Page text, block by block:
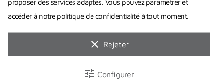
En stock chez notre fournisseur En stock chez notre fournisseur
proposer des services adaptés. Vous pouvez paramétrer et
accéder à notre politique de confidentialité à tout moment.
clear Rejeter
tune Configurer